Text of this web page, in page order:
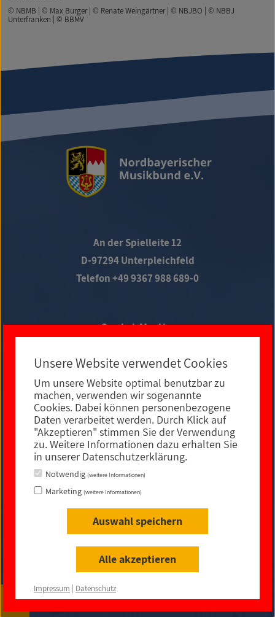
© NBMB | © Max Burger | © Renate Weingärtner | © NBJBO | © NBBJ
Unterfranken | © BBMV
An der Spielleite 12
D-97294 Unterpleichfeld
Telefon +49 9367 988 689-0
Social Media
E-MAIL KONTAKT
© 2021
Unsere Website verwendet Cookies
Um unsere Website optimal benutzbar zu
machen, verwenden wir sogenannte
Cookies. Dabei können personenbezogene
Daten verarbeitet werden. Durch Klick auf
"Akzeptieren" stimmen Sie der Verwendung
zu. Weitere Informationen dazu erhalten Sie
in unserer Datenschutzerklärung.
Notwendig (weitere Informationen)
Marketing (weitere Informationen)
Auswahl speichern
Alle akzeptieren
Impressum Datenschutz